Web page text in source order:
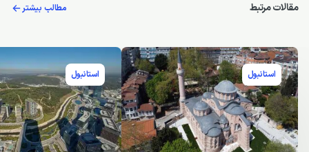
مقالات مرتبط مطالب بیشتر
استانبول استانبول